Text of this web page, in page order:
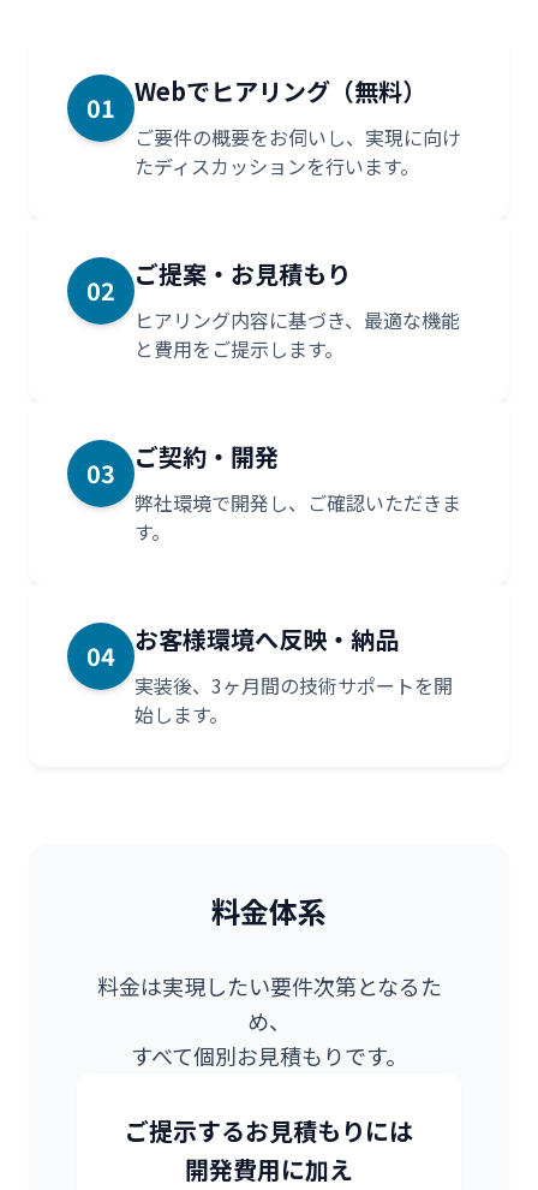
01 Webでヒアリング（無料）
ご要件の概要をお伺いし、実現に向け
たディスカッションを行います。
02 ご提案・お見積もり
ヒアリング内容に基づき、最適な機能
と費用をご提示します。
03 ご契約・開発
弊社環境で開発し、ご確認いただきま
す。
04 お客様環境へ反映・納品
実装後、3ヶ月間の技術サポートを開
始します。
料金体系
料金は実現したい要件次第となるた
め、
すべて個別お見積もりです。
ご提示するお見積もりには
開発費用に加え